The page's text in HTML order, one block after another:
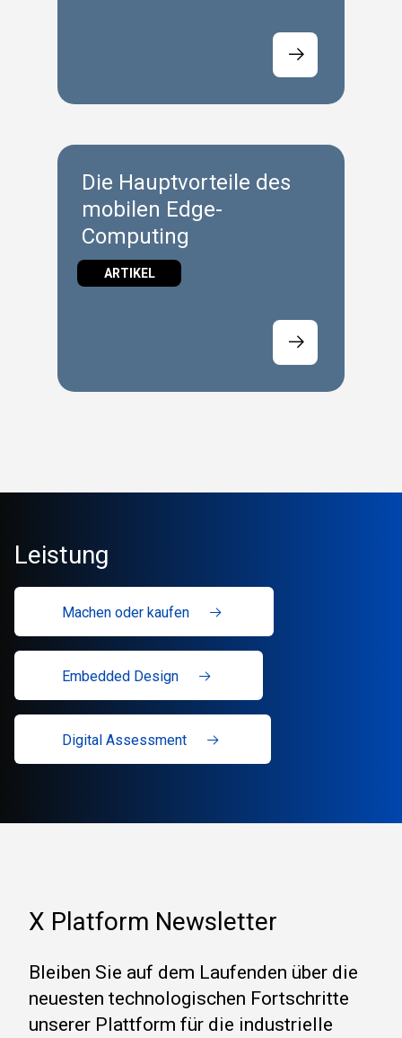
Die Hauptvorteile des
mobilen Edge-
Computing
ARTIKEL
Leistung
Machen oder kaufen
Embedded Design
Digital Assessment
X Platform Newsletter
Bleiben Sie auf dem Laufenden über die
neuesten technologischen Fortschritte
unserer Plattform für die industrielle